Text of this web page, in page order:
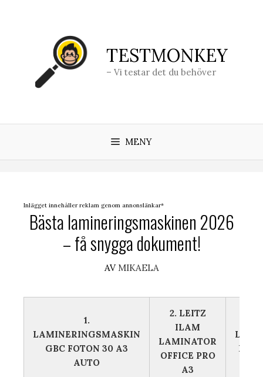
TESTMONKEY
– Vi testar det du behöver
MENY
Inlägget innehåller reklam genom annonslänkar*
Bästa lamineringsmaskinen 2026
– få snygga dokument!
AV MIKAELA
1.
LAMINERINGSMASKIN
GBC FOTON 30 A3
AUTO
2. LEITZ
ILAM
LAMINATOR
OFFICE PRO
A3